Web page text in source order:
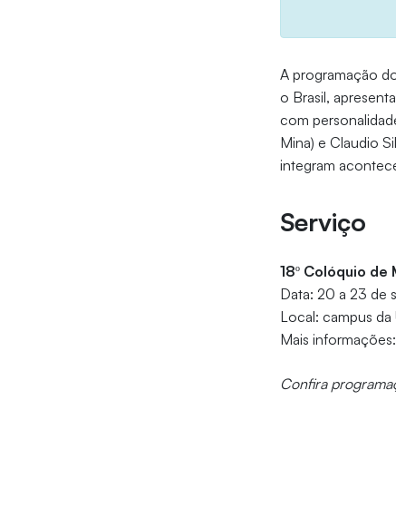
A programação
o Brasil,
com
Mina) e Claudio
integram
Serviço
18º Colóquio de
Data: 20 a 23 de
Local: campus da
Mais
Confira